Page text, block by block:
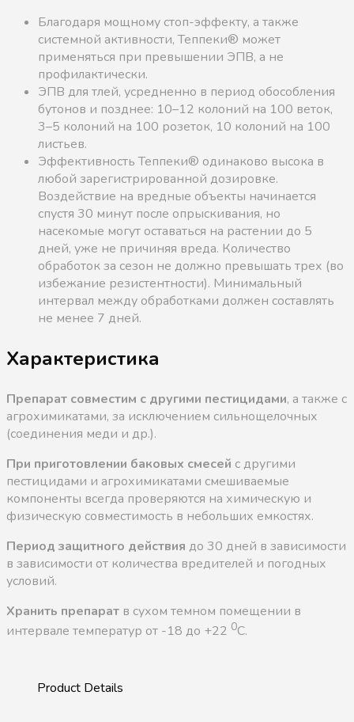
Благодаря мощному стоп-эффекту, а также
системной активности, Теппеки® может
применяться при превышении ЭПВ, а не
профилактически.
ЭПВ для тлей, усредненно в период обособления
бутонов и позднее: 10–12 колоний на 100 веток,
3–5 колоний на 100 розеток, 10 колоний на 100
листьев.
Эффективность Теппеки® одинаково высока в
любой зарегистрированной дозировке.
Воздействие на вредные объекты начинается
спустя 30 минут после опрыскивания, но
насекомые могут оставаться на растении до 5
дней, уже не причиняя вреда. Количество
обработок за сезон не должно превышать трех (во
избежание резистентности). Минимальный
интервал между обработками должен составлять
не менее 7 дней.
Характеристика
Препарат совместим с другими пестицидами, а также с
агрохимикатами, за исключением сильнощелочных
(соединения меди и др.).
При приготовлении баковых смесей с другими
пестицидами и агрохимикатами смешиваемые
компоненты всегда проверяются на химическую и
физическую совместимость в небольших емкостях.
Период защитного действия до 30 дней в зависимости
в зависимости от количества вредителей и погодных
условий.
Хранить препарат в сухом темном помещении в
интервале температур от -18 до +22 0С.